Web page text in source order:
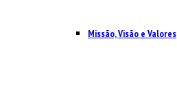
Missão, Visão e Valores